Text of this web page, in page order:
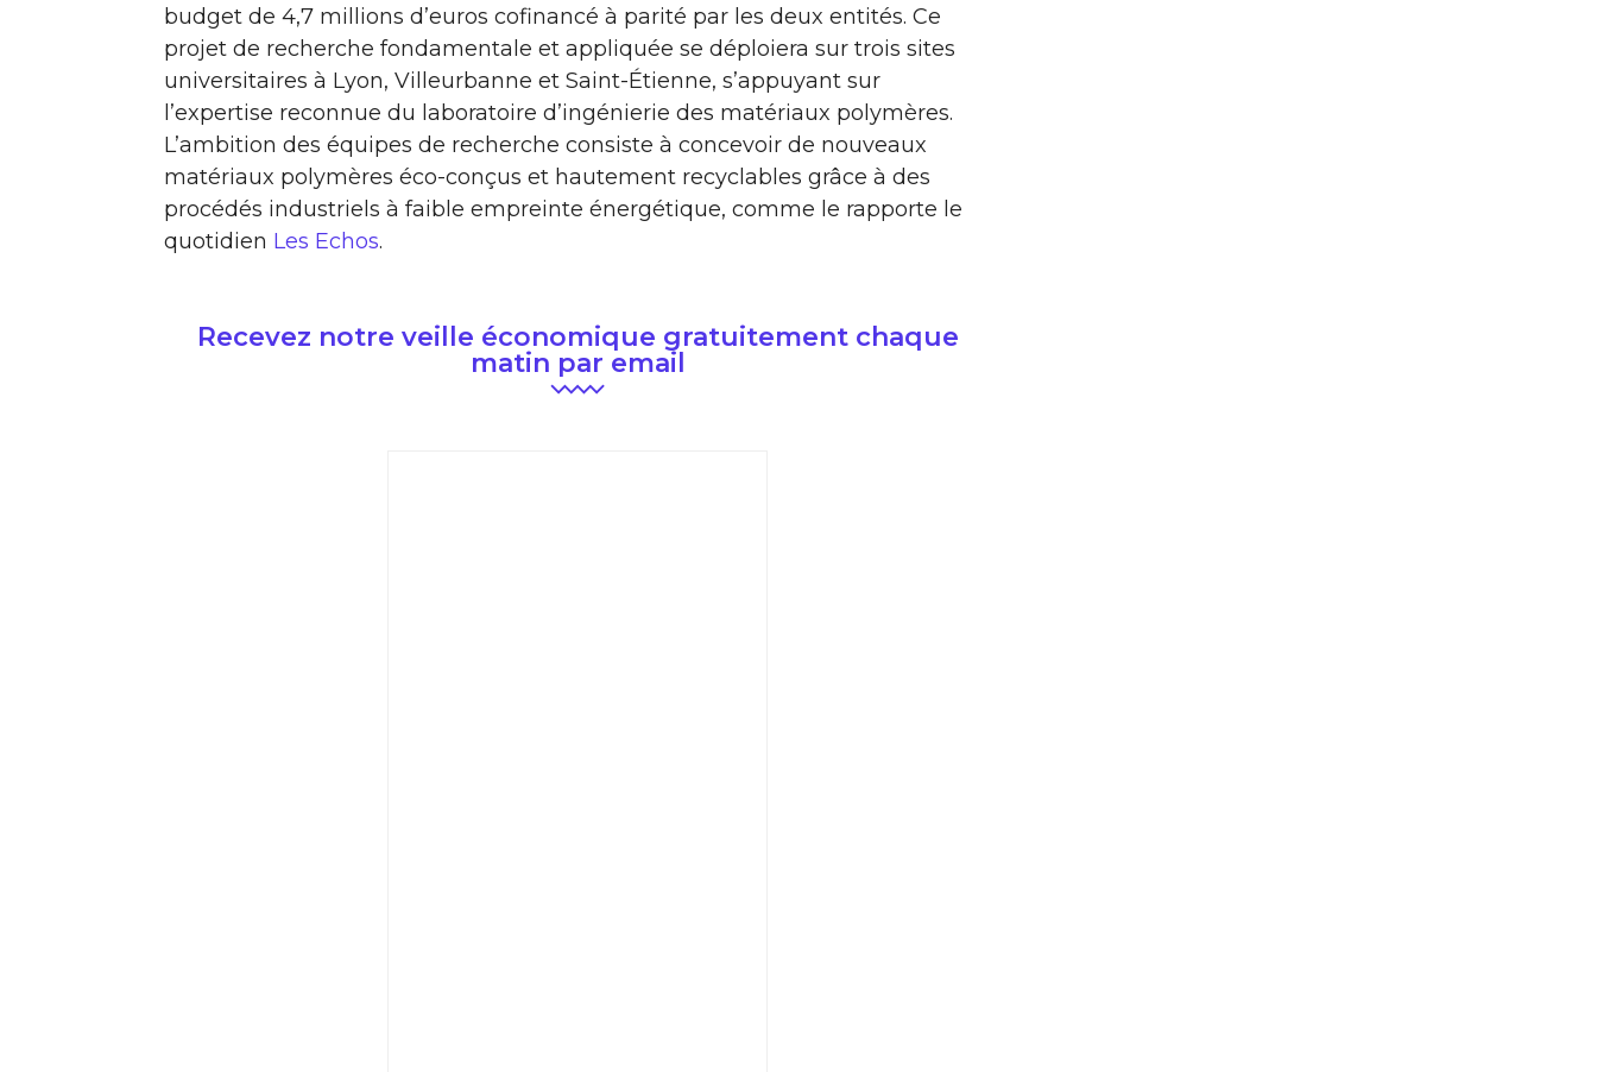
budget de 4,7 millions d’euros cofinancé à parité par les deux entités. Ce
projet de recherche fondamentale et appliquée se déploiera sur trois sites
universitaires à Lyon, Villeurbanne et Saint-Étienne, s’appuyant sur
l’expertise reconnue du laboratoire d’ingénierie des matériaux polymères.
L’ambition des équipes de recherche consiste à concevoir de nouveaux
matériaux polymères éco-conçus et hautement recyclables grâce à des
procédés industriels à faible empreinte énergétique, comme le rapporte le
quotidien Les Echos.
Recevez notre veille économique gratuitement chaque
matin par email